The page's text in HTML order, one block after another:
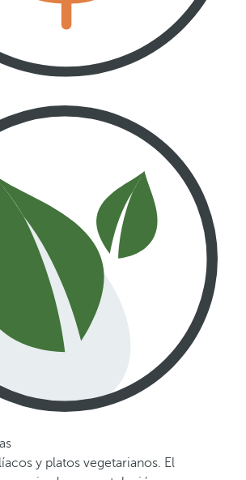
y platos vegetarianos. El